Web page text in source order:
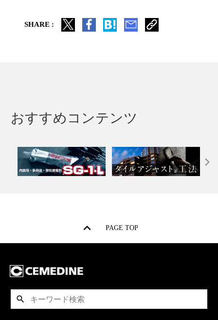
SHARE :
おすすめコンテンツ
PAGE TOP